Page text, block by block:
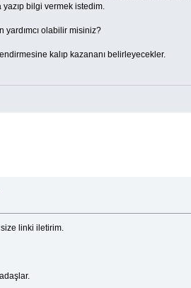
bilgi vermek istedim.
olabilir misiniz?
kalıp kazananı belirleyecekler.
linki iletirim.